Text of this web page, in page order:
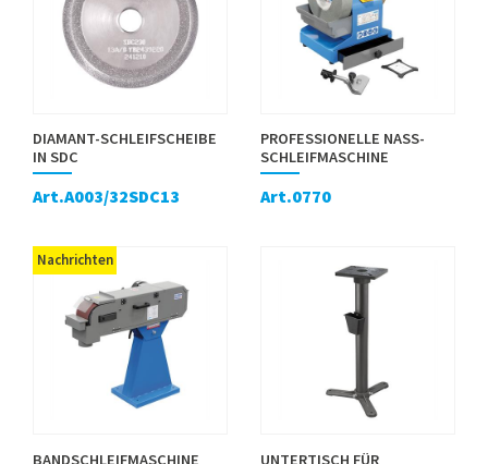
DIAMANT-SCHLEIFSCHEIBE
IN SDC
Art.A003/32SDC13
PROFESSIONELLE NASS-
SCHLEIFMASCHINE
Art.0770
Nachrichten
BANDSCHLEIFMASCHINE
UNTERTISCH FÜR